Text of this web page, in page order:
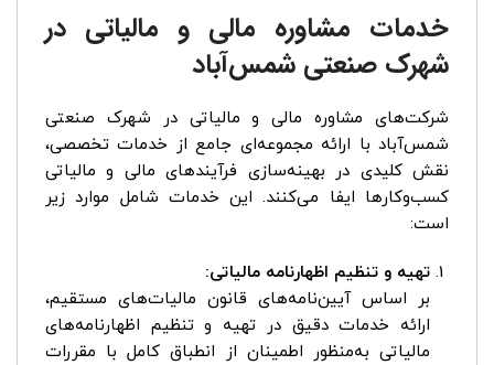
خدمات مشاوره مالی و مالیاتی در
شهرک صنعتی شمس‌آباد
شرکت‌های مشاوره مالی و مالیاتی در شهرک صنعتی
شمس‌آباد با ارائه مجموعه‌ای جامع از خدمات تخصصی،
نقش کلیدی در بهینه‌سازی فرآیندهای مالی و مالیاتی
کسب‌وکارها ایفا می‌کنند. این خدمات شامل موارد زیر
است:
تهیه و تنظیم اظهارنامه مالیاتی:
بر اساس آیین‌نامه‌های قانون مالیات‌های مستقیم،
ارائه خدمات دقیق در تهیه و تنظیم اظهارنامه‌های
مالیاتی به‌منظور اطمینان از انطباق کامل با مقررات